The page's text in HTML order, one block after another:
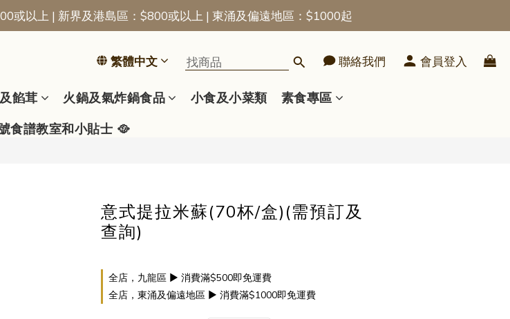
| 首張訂單即享$50迎新獎賞
或以上 | 新界及港島區：$800或以上 | 東涌及偏遠地區：$1000起
繁體中文
聯絡我們 會員登入
餡茸 火鍋及氣炸鍋食品 小食及小菜類
素食專區
食譜教室和小貼士 🥘
意式提拉米蘇(70杯/盒)(需預訂及
查詢)
全店，九龍區 ▶ 消費滿$500即免運費
全店，東涌及偏遠地區 ▶ 消費滿$1000即免運費
立即購買